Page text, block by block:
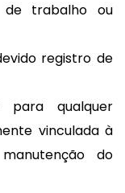
trabalho ou
registro de
qualquer
vinculada à
do